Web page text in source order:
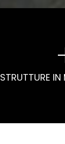
STRUTTURE IN